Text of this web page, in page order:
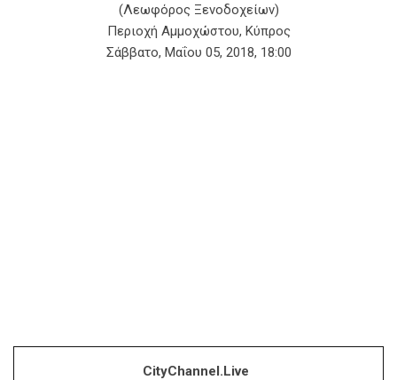
(Λεωφόρος Ξενοδοχείων)
Περιοχή Αμμοχώστου, Κύπρος
Σάββατο, Μαΐου 05, 2018, 18:00
CityChannel.live